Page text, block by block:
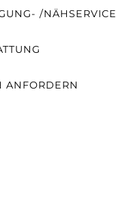
/NÄHSERVICE
ANFORDERN